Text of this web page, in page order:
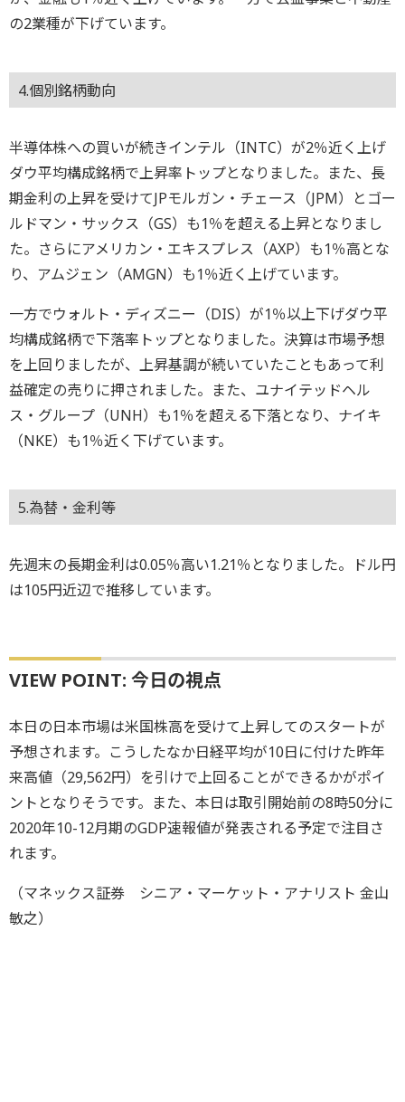
の2業種が下げています。
4.個別銘柄動向
半導体株への買いが続きインテル（INTC）が2％近く上げ
ダウ平均構成銘柄で上昇率トップとなりました。また、長
期金利の上昇を受けてJPモルガン・チェース（JPM）とゴー
ルドマン・サックス（GS）も1％を超える上昇となりまし
た。さらにアメリカン・エキスプレス（AXP）も1％高とな
り、アムジェン（AMGN）も1％近く上げています。
一方でウォルト・ディズニー（DIS）が1％以上下げダウ平
均構成銘柄で下落率トップとなりました。決算は市場予想
を上回りましたが、上昇基調が続いていたこともあって利
益確定の売りに押されました。また、ユナイテッドヘル
ス・グループ（UNH）も1％を超える下落となり、ナイキ
（NKE）も1％近く下げています。
5.為替・金利等
先週末の長期金利は0.05％高い1.21％となりました。ドル円
は105円近辺で推移しています。
VIEW POINT: 今日の視点
本日の日本市場は米国株高を受けて上昇してのスタートが
予想されます。こうしたなか日経平均が10日に付けた昨年
来高値（29,562円）を引けで上回ることができるかがポイ
ントとなりそうです。また、本日は取引開始前の8時50分に
2020年10-12月期のGDP速報値が発表される予定で注目さ
れます。
（マネックス証券 シニア・マーケット・アナリスト 金山
敏之）